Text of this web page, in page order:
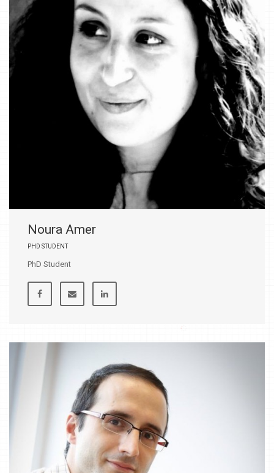
Noura Amer
PHD STUDENT
PhD Student